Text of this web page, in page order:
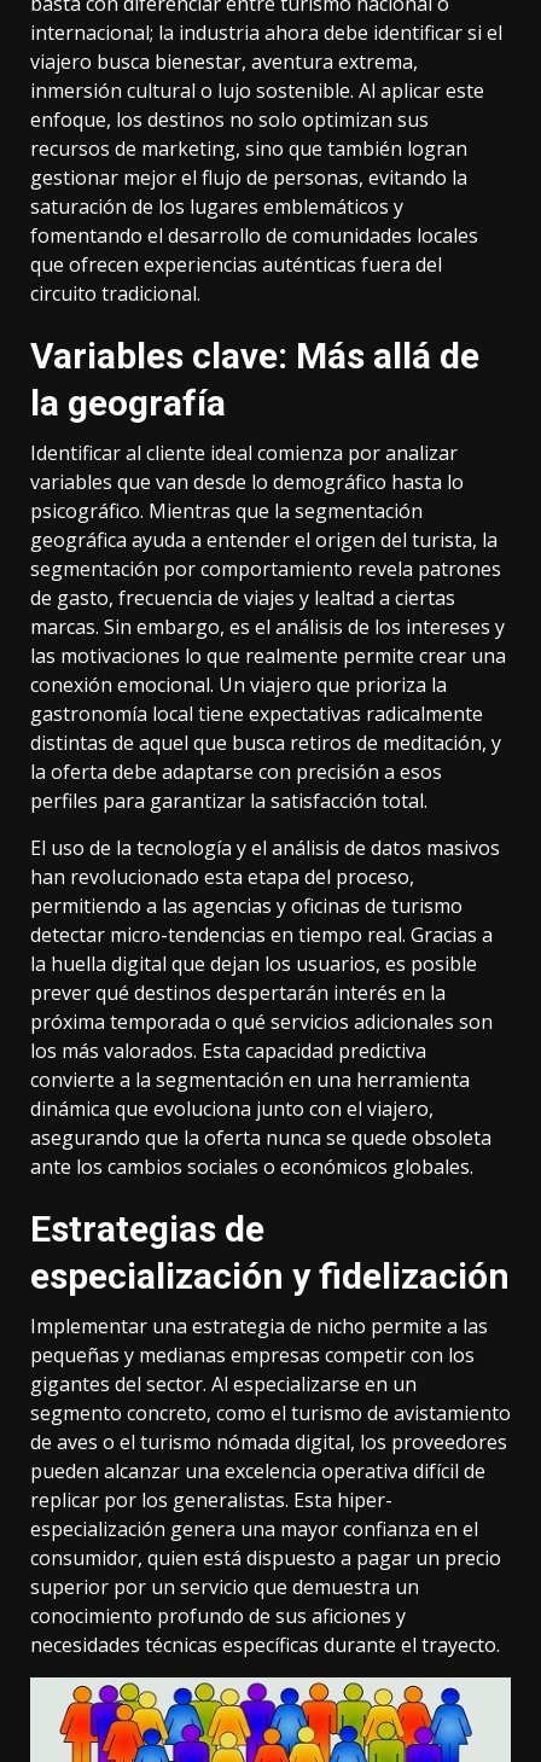
internacional; la industria ahora debe identificar si el
viajero busca bienestar, aventura extrema,
inmersión cultural o lujo sostenible. Al aplicar este
enfoque, los destinos no solo optimizan sus
recursos de marketing, sino que también logran
gestionar mejor el flujo de personas, evitando la
saturación de los lugares emblemáticos y
fomentando el desarrollo de comunidades locales
que ofrecen experiencias auténticas fuera del
circuito tradicional.
Variables clave: Más allá de
la geografía
Identificar al cliente ideal comienza por analizar
variables que van desde lo demográfico hasta lo
psicográfico. Mientras que la segmentación
geográfica ayuda a entender el origen del turista, la
segmentación por comportamiento revela patrones
de gasto, frecuencia de viajes y lealtad a ciertas
marcas. Sin embargo, es el análisis de los intereses y
las motivaciones lo que realmente permite crear una
conexión emocional. Un viajero que prioriza la
gastronomía local tiene expectativas radicalmente
distintas de aquel que busca retiros de meditación, y
la oferta debe adaptarse con precisión a esos
perfiles para garantizar la satisfacción total.
El uso de la tecnología y el análisis de datos masivos
han revolucionado esta etapa del proceso,
permitiendo a las agencias y oficinas de turismo
detectar micro-tendencias en tiempo real. Gracias a
la huella digital que dejan los usuarios, es posible
prever qué destinos despertarán interés en la
próxima temporada o qué servicios adicionales son
los más valorados. Esta capacidad predictiva
convierte a la segmentación en una herramienta
dinámica que evoluciona junto con el viajero,
asegurando que la oferta nunca se quede obsoleta
ante los cambios sociales o económicos globales.
Estrategias de
especialización y fidelización
Implementar una estrategia de nicho permite a las
pequeñas y medianas empresas competir con los
gigantes del sector. Al especializarse en un
segmento concreto, como el turismo de avistamiento
de aves o el turismo nómada digital, los proveedores
pueden alcanzar una excelencia operativa difícil de
replicar por los generalistas. Esta hiper-
especialización genera una mayor confianza en el
consumidor, quien está dispuesto a pagar un precio
superior por un servicio que demuestra un
conocimiento profundo de sus aficiones y
necesidades técnicas específicas durante el trayecto.